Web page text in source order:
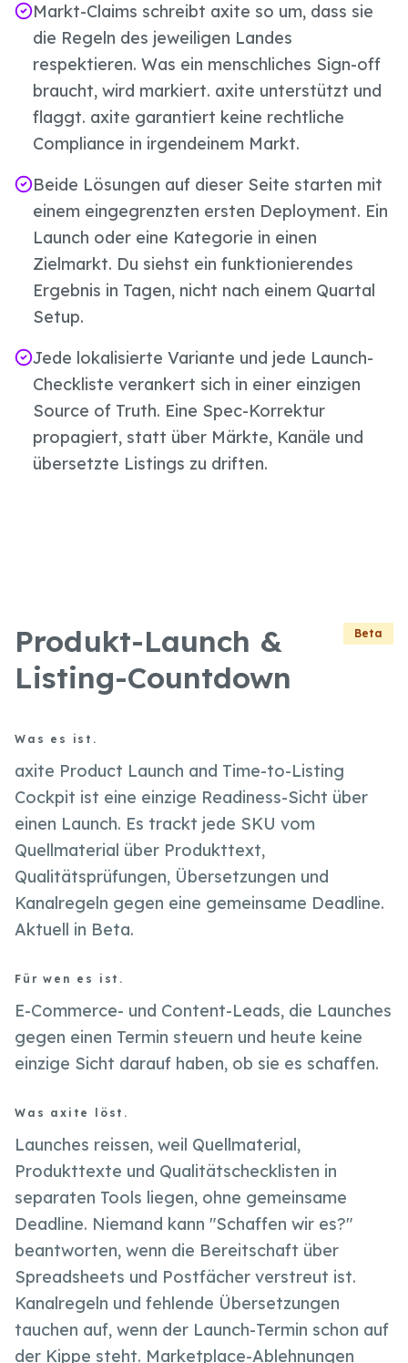
Markt-Claims schreibt axite so um, dass sie
die Regeln des jeweiligen Landes
respektieren. Was ein menschliches Sign-off
braucht, wird markiert. axite unterstützt und
flaggt. axite garantiert keine rechtliche
Compliance in irgendeinem Markt.
Beide Lösungen auf dieser Seite starten mit
einem eingegrenzten ersten Deployment. Ein
Launch oder eine Kategorie in einen
Zielmarkt. Du siehst ein funktionierendes
Ergebnis in Tagen, nicht nach einem Quartal
Setup.
Jede lokalisierte Variante und jede Launch-
Checkliste verankert sich in einer einzigen
Source of Truth. Eine Spec-Korrektur
propagiert, statt über Märkte, Kanäle und
übersetzte Listings zu driften.
Produkt-Launch &
Listing-Countdown
Beta
Was es ist.
axite Product Launch and Time-to-Listing
Cockpit ist eine einzige Readiness-Sicht über
einen Launch. Es trackt jede SKU vom
Quellmaterial über Produkttext,
Qualitätsprüfungen, Übersetzungen und
Kanalregeln gegen eine gemeinsame Deadline.
Aktuell in Beta.
Für wen es ist.
E-Commerce- und Content-Leads, die Launches
gegen einen Termin steuern und heute keine
einzige Sicht darauf haben, ob sie es schaffen.
Was axite löst.
Launches reissen, weil Quellmaterial,
Produkttexte und Qualitätschecklisten in
separaten Tools liegen, ohne gemeinsame
Deadline. Niemand kann "Schaffen wir es?"
beantworten, wenn die Bereitschaft über
Spreadsheets und Postfächer verstreut ist.
Kanalregeln und fehlende Übersetzungen
tauchen auf, wenn der Launch-Termin schon auf
der Kippe steht. Marketplace-Ablehnungen